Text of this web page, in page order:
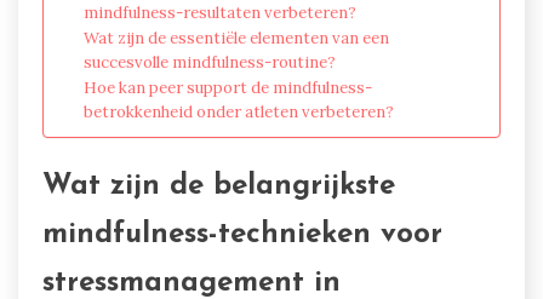
mindfulness-resultaten verbeteren?
Wat zijn de essentiële elementen van een
succesvolle mindfulness-routine?
Hoe kan peer support de mindfulness-
betrokkenheid onder atleten verbeteren?
Wat zijn de belangrijkste
mindfulness-technieken voor
stressmanagement in